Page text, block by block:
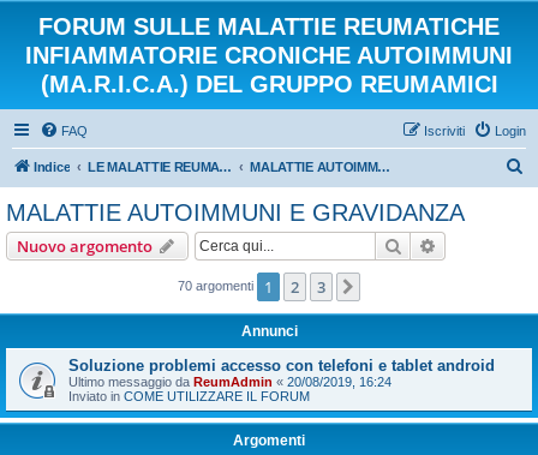
FORUM SULLE MALATTIE REUMATICHE
INFIAMMATORIE CRONICHE AUTOIMMUNI
(MA.R.I.C.A.) DEL GRUPPO REUMAMICI
FAQ Login
Iscriviti
Indice LE MALATTIE REUMATICHE INFIAMMATORIE CRONICHE AUTOIMMUNI MALATTIE AUTOIMMUNI E GRAVIDANZA
MALATTIE AUTOIMMUNI E GRAVIDANZA
Nuovo argomento Cerca
70 argomenti 1 2 3
Annunci
Soluzione problemi accesso con telefoni e tablet android
Ultimo messaggio da ReumAdmin « 20/08/2019, 16:24
Inviato in COME UTILIZZARE IL FORUM
Argomenti